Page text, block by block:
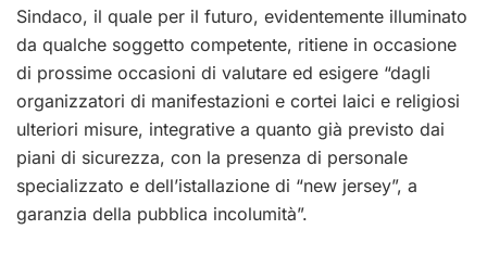
Sindaco, il quale per il futuro, evidentemente illuminato
da qualche soggetto competente, ritiene in occasione
di prossime occasioni di valutare ed esigere “dagli
organizzatori di manifestazioni e cortei laici e religiosi
ulteriori misure, integrative a quanto già previsto dai
piani di sicurezza, con la presenza di personale
specializzato e dell’istallazione di “new jersey”, a
garanzia della pubblica incolumità”.